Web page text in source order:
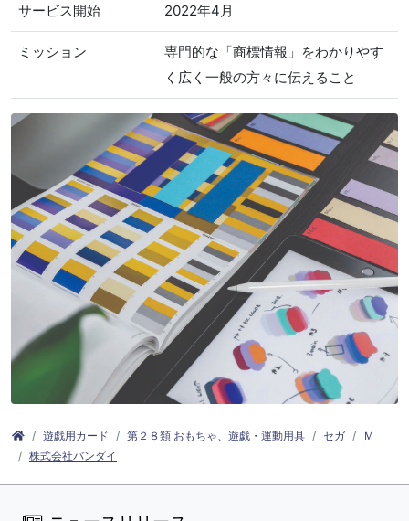
サービス開始 2022年4月
ミッション
専門的な「商標情報」をわかりやす
く広く一般の方々に伝えること
遊戯用カード 第２８類 おもちゃ、遊戯・運動用具 セガ
Ｍ
株式会社バンダイ